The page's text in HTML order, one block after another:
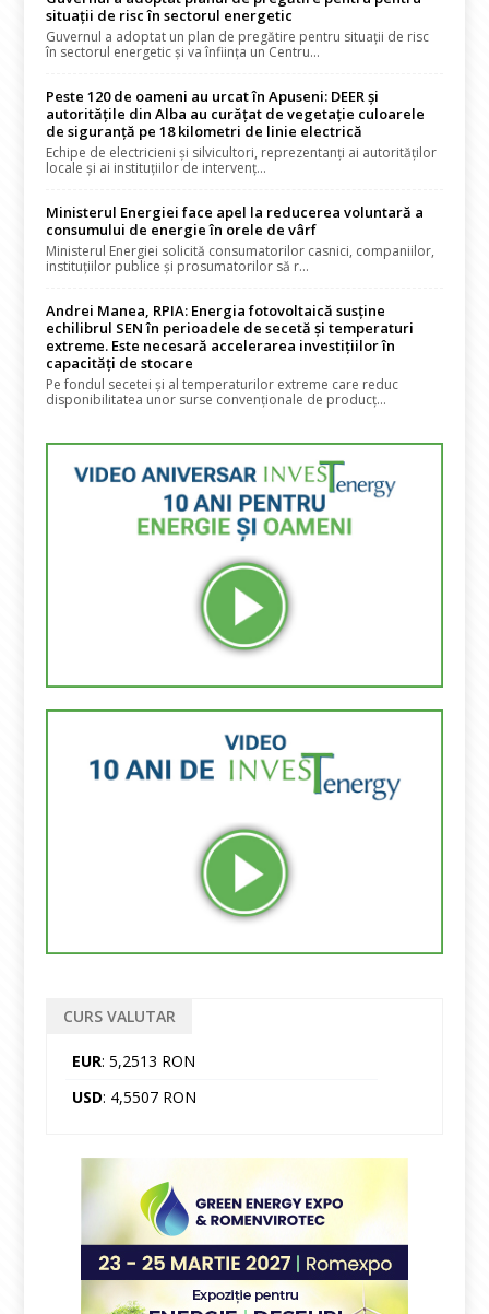
situații de risc în sectorul energetic
Guvernul a adoptat un plan de pregătire pentru situații de risc
în sectorul energetic și va înființa un Centru...
Peste 120 de oameni au urcat în Apuseni: DEER și
autoritățile din Alba au curățat de vegetație culoarele
de siguranță pe 18 kilometri de linie electrică
Echipe de electricieni și silvicultori, reprezentanți ai autorităților
locale și ai instituțiilor de intervenț...
Ministerul Energiei face apel la reducerea voluntară a
consumului de energie în orele de vârf
Ministerul Energiei solicită consumatorilor casnici, companiilor,
instituțiilor publice și prosumatorilor să r...
Andrei Manea, RPIA: Energia fotovoltaică susține
echilibrul SEN în perioadele de secetă și temperaturi
extreme. Este necesară accelerarea investițiilor în
capacități de stocare
Pe fondul secetei și al temperaturilor extreme care reduc
disponibilitatea unor surse convenționale de producț...
CURS VALUTAR
EUR: 5,2513 RON
USD: 4,5507 RON